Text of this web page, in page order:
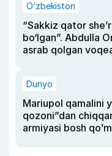
O‘zbekiston
“Sakkiz qator
bo‘lgan”. Abdulla
asrab qolgan
Dunyo
Mariupol qamalini
qozoni”dan
armiyasi bosh